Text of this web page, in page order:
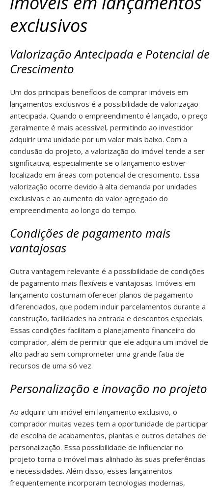
exclusivos
Valorização Antecipada e Potencial de
Crescimento
Um dos principais benefícios de comprar imóveis em
lançamentos exclusivos é a possibilidade de valorização
antecipada. Quando o empreendimento é lançado, o preço
geralmente é mais acessível, permitindo ao investidor
adquirir uma unidade por um valor mais baixo. Com a
conclusão do projeto, a valorização do imóvel tende a ser
significativa, especialmente se o lançamento estiver
localizado em áreas com potencial de crescimento. Essa
valorização ocorre devido à alta demanda por unidades
exclusivas e ao aumento do valor agregado do
empreendimento ao longo do tempo.
Condições de pagamento mais
vantajosas
Outra vantagem relevante é a possibilidade de condições
de pagamento mais flexíveis e vantajosas. Imóveis em
lançamento costumam oferecer planos de pagamento
diferenciados, que podem incluir parcelamentos durante a
construção, facilidades na entrada e descontos especiais.
Essas condições facilitam o planejamento financeiro do
comprador, além de permitir que ele adquira um imóvel de
alto padrão sem comprometer uma grande fatia de
recursos de uma só vez.
Personalização e inovação no projeto
Ao adquirir um imóvel em lançamento exclusivo, o
comprador muitas vezes tem a oportunidade de participar
de escolha de acabamentos, plantas e outros detalhes de
personalização. Essa possibilidade de influenciar no
projeto torna o imóvel mais alinhado às suas preferências
e necessidades. Além disso, esses lançamentos
frequentemente incorporam tecnologias modernas,